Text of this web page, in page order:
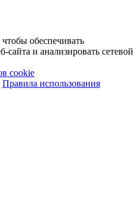
обеспечивать
и анализировать сетевой
cookie
Правила использования